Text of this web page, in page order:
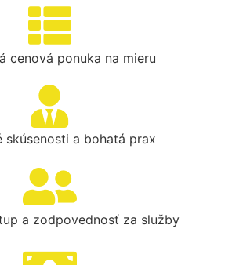
cenová ponuka na mieru
skúsenosti a bohatá prax
a zodpovednosť za služby